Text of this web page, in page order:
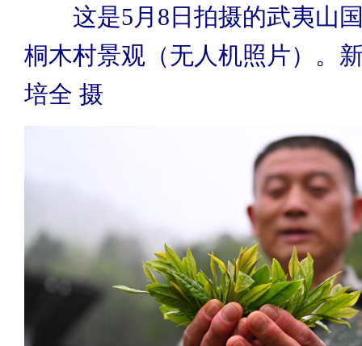
这是5月8日拍摄的武夷山国
桐木村景观（无人机照片）。
培全 摄